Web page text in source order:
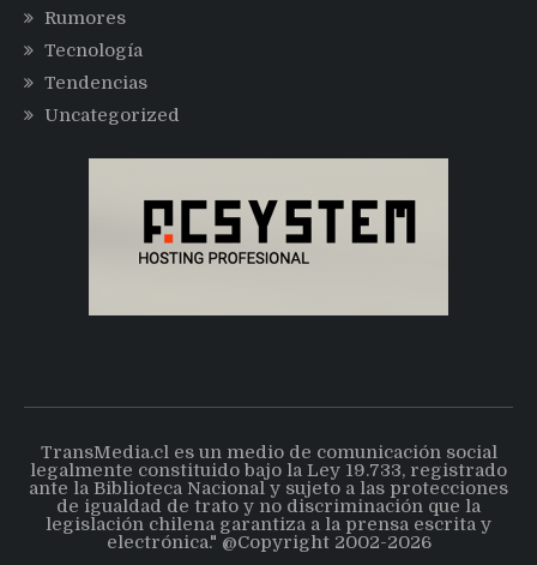
Rumores
Tecnología
Tendencias
Uncategorized
TransMedia.cl es un medio de comunicación social
legalmente constituido bajo la Ley 19.733, registrado
ante la Biblioteca Nacional y sujeto a las protecciones
de igualdad de trato y no discriminación que la
legislación chilena garantiza a la prensa escrita y
electrónica." @Copyright 2002-2026